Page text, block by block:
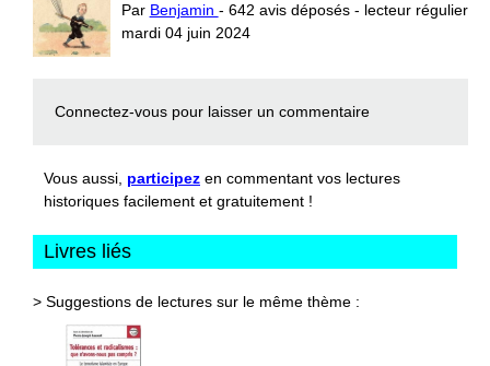
Par Benjamin - 642 avis déposés - lecteur régulier
mardi 04 juin 2024
Connectez-vous pour laisser un commentaire
Vous aussi, participez en commentant vos lectures
historiques facilement et gratuitement !
Livres liés
> Suggestions de lectures sur le même thème :